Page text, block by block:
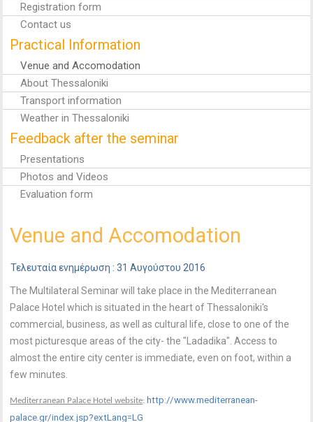
Registration form
Contact us
Practical Information
Venue and Accomodation
About Thessaloniki
Transport information
Weather in Thessaloniki
Feedback after the seminar
Presentations
Photos and Videos
Evaluation form
Venue and Accomodation
Τελευταία ενημέρωση : 31 Αυγούστου 2016
The Multilateral Seminar will take place in the Mediterranean
Palace Hotel which is situated in the heart of Thessaloniki's
commercial, business, as well as cultural life, close to one of the
most picturesque areas of the city- the "Ladadika". Access to
almost the entire city center is immediate, even on foot, within a
few minutes.
Mediterranean Palace Hotel website: http://www.mediterranean-
palace.gr/index.jsp?extLang=LG